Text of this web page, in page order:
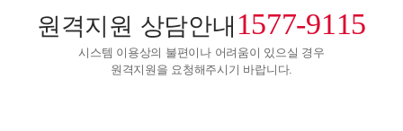
원격지원 상담안내 1577-9115
시스템 이용상의 불편이나 어려움이 있으실 경우
원격지원을 요청해주시기 바랍니다.